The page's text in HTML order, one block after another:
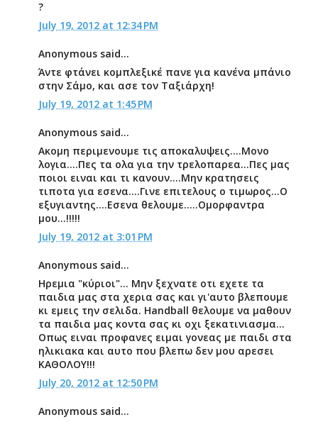
?
July 19, 2012 at 12:34 PM
Anonymous said...
Άντε φτάνει κομπλεξικέ πανε για κανένα μπάνιο
στην Σάμο, και ασε τον Ταξιάρχη!
July 19, 2012 at 1:45 PM
Anonymous said...
Ακομη περιμενουμε τις αποκαλυψεις....Μονο
λογια....Πες τα ολα για την τρελοπαρεα...Πες μας
ποιοι ειναι και τι κανουν....Μην κρατησεις
τιποτα για εσενα....Γινε επιτελους ο τιμωρος...Ο
εξυγιαντης....Εσενα θελουμε.....Ομορφαντρα
μου...!!!!!
July 19, 2012 at 3:01 PM
Anonymous said...
Ηρεμια "κύριοι"... Μην ξεχνατε οτι εχετε τα
παιδια μας στα χερια σας και γι'αυτο βλεπουμε
κι εμεις την σελιδα. Handball θελουμε να μαθουν
τα παιδια μας κοντα σας κι οχι ξεκατινιασμα...
Οπως ειναι προφανες ειμαι γονεας με παιδι στα
ηλικιακα και αυτο που βλεπω δεν μου αρεσει
ΚΑΘΟΛΟΥ!!!
July 20, 2012 at 12:50 PM
Anonymous said...